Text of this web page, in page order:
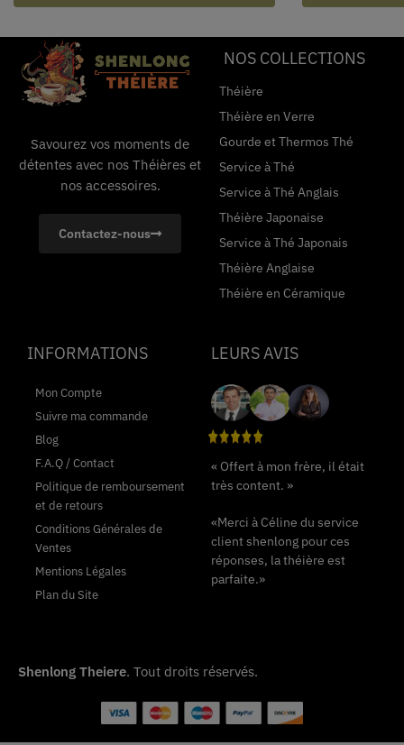
Savourez vos moments de
détentes avec nos Théières et
nos accessoires.
Contactez-nous
NOS COLLECTIONS
Théière
Théière en Verre
Gourde et Thermos Thé
Service à Thé
Service à Thé Anglais
Théière Japonaise
Service à Thé Japonais
Théière Anglaise
Théière en Céramique
INFORMATIONS
Mon Compte
Suivre ma commande
Blog
F.A.Q / Contact
Politique de remboursement
et de retours
Conditions Générales de
Ventes
Mentions Légales
Plan du Site
LEURS AVIS
« Offert à mon frère, il était
très content. »
«Merci à Céline du service
client shenlong pour ces
réponses, la théière est
parfaite.»
Shenlong Theiere. Tout droits réservés.